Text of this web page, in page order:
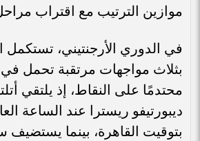
موازين الترتيب مع اقتراب
في الدوري الأرجنتيني، تستكمل
بثلاث مواجهات مرتقبة تحمل في
محتدمًا على النقاط، إذ يلتقي
ديبورتيفو ريسترا عند الساعة
بتوقيت القاهرة، بينما يستضيف